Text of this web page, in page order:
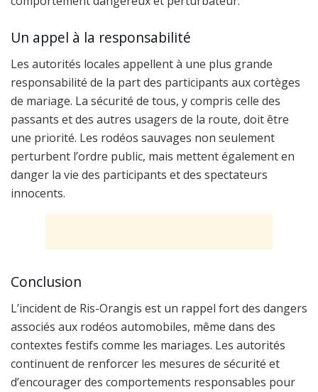
Un appel à la responsabilité
Les autorités locales appellent à une plus grande
responsabilité de la part des participants aux cortèges
de mariage. La sécurité de tous, y compris celle des
passants et des autres usagers de la route, doit être
une priorité. Les rodéos sauvages non seulement
perturbent l’ordre public, mais mettent également en
danger la vie des participants et des spectateurs
innocents.
Conclusion
L’incident de Ris-Orangis est un rappel fort des dangers
associés aux rodéos automobiles, même dans des
contextes festifs comme les mariages. Les autorités
continuent de renforcer les mesures de sécurité et
d’encourager des comportements responsables pour